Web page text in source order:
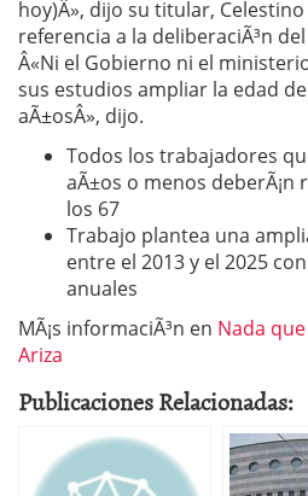
hoy)Â», dijo su titular,
referencia a la deliberaciÃ³n
Â«Ni el Gobierno ni el
sus estudios ampliar la edad
aÃ±osÂ», dijo.
Todos los trabajadores
aÃ±os o menos
los 67
Trabajo plantea una
entre el 2013 y el 2025
anuales
MÃ¡s informaciÃ³n en Nada
Ariza
Publicaciones Relacionadas: